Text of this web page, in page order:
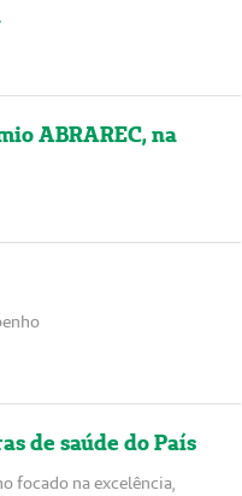
ABRAREC, na
de saúde do País
focado na excelência,